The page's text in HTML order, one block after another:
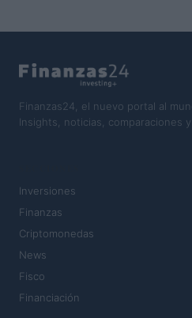
Finanzas24, el nuevo portal al
Insights, noticias, comparaciones
Inversiones
Finanzas
Criptomonedas
News
Fisco
Financiación